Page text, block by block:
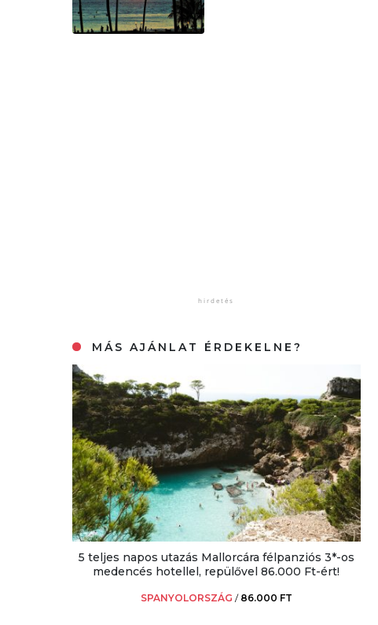
MÁS AJÁNLAT ÉRDEKELNE?
5 teljes napos utazás Mallorcára félpanziós 3*-os
medencés hotellel, repülővel 86.000 Ft-ért!
SPANYOLORSZÁG / 86.000 FT